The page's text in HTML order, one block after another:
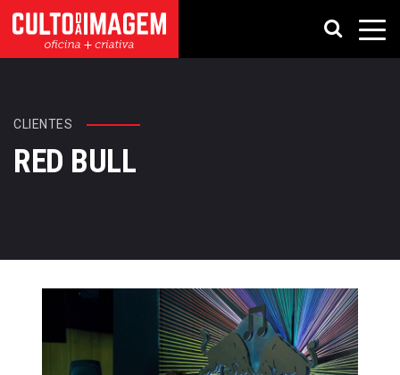
CLIENTES
RED BULL